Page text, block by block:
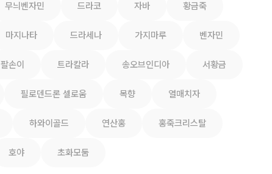
무늬벤자민 드라코 자바 황금죽
마지나타 드라세나 가지마루 벤자민
팔손이 트라칼라 송오브인디아 서황금
필로덴드론 셀로움 목향 열매치자
하와이골드 연산홍 홍죽크리스탈
호야 초화모둠